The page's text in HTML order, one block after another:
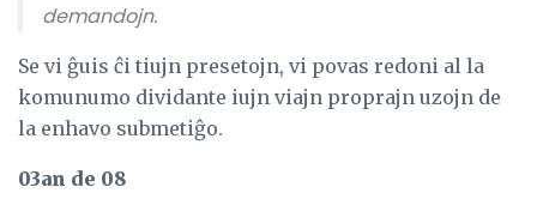
demandojn.
Se vi ĝuis ĉi tiujn presetojn, vi povas redoni al la
komunumo dividante iujn viajn proprajn uzojn de
la enhavo submetiĝo.
03an de 08